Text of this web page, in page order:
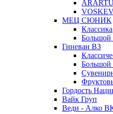
МЕЦ СЮНИК
Классика
Большой
Гиневан ВЗ
Большой
Гордость
Вайк Груп
Веди - Алко